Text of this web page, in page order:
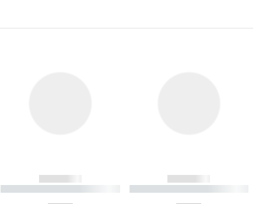
------------
----------- ----------- ----------
------------
----------- ----------- ----------